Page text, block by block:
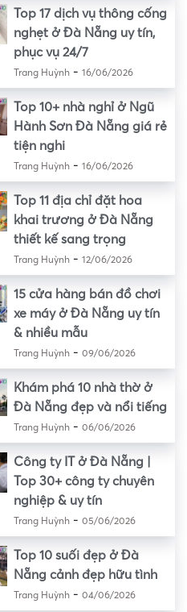
Top 17 dịch vụ thông cống
nghẹt ở Đà Nẵng uy tín,
phục vụ 24/7
Trang Huỳnh- 16/06/2026
Top 10+ nhà nghỉ ở Ngũ
Hành Sơn Đà Nẵng giá rẻ
tiện nghi
Trang Huỳnh- 16/06/2026
Top 11 địa chỉ đặt hoa
khai trương ở Đà Nẵng
thiết kế sang trọng
Trang Huỳnh- 12/06/2026
15 cửa hàng bán đồ chơi
xe máy ở Đà Nẵng uy tín
& nhiều mẫu
Trang Huỳnh- 09/06/2026
Khám phá 10 nhà thờ ở
Đà Nẵng đẹp và nổi tiếng
Trang Huỳnh- 06/06/2026
Công ty IT ở Đà Nẵng |
Top 30+ công ty chuyên
nghiệp & uy tín
Trang Huỳnh- 05/06/2026
Top 10 suối đẹp ở Đà
Nẵng cảnh đẹp hữu tình
Trang Huỳnh- 04/06/2026